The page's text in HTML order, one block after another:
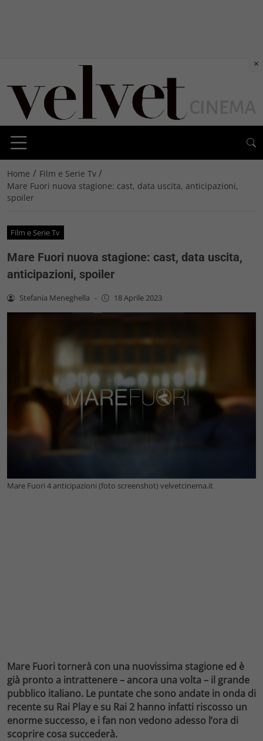
Home / Film e Serie Tv /
Mare Fuori nuova stagione: cast, data uscita, anticipazioni,
spoiler
Film e Serie Tv
Mare Fuori nuova stagione: cast, data uscita,
anticipazioni, spoiler
Stefania Meneghella - 18 Aprile 2023
Mare Fuori 4 anticipazioni (foto screenshot) velvetcinema.it
Mare Fuori tornerà con una nuovissima stagione ed è
già pronto a intrattenere – ancora una volta – il grande
pubblico italiano. Le puntate che sono andate in onda di
recente su Rai Play e su Rai 2 hanno infatti riscosso un
enorme successo, e i fan non vedono adesso l’ora di
scoprire cosa succederà.
×